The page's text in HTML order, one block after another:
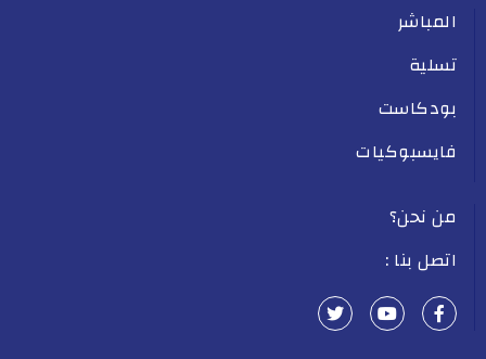
المباشر
تسلية
بودكاست
فايسبوكيات
من نحن؟
اتصل بنا :